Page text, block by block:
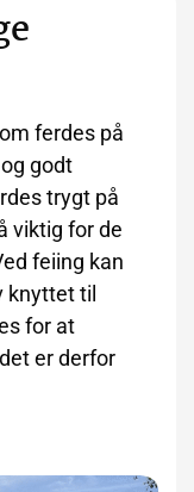
ferdes på
godt
trygt på
viktig for de
feiing kan
knyttet til
for at
er derfor